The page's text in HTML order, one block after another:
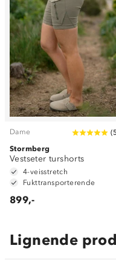
Dame (
Stormberg
Vestseter turshorts
4-veisstretch
Fukttransporterende
899,-
Lignende